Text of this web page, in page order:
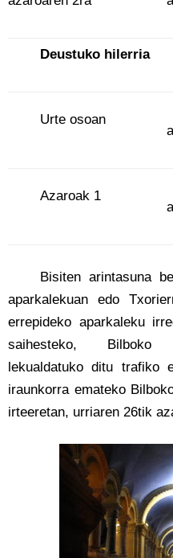
Deustuko hilerria
Urte osoan
Azaroak 1
Bisiten arintasuna
aparkalekuan edo
errepideko aparkaleku
saihesteko, Bilboko
lekualdatuko ditu trafiko
iraunkorra emateko
irteeretan, urriaren 26tik